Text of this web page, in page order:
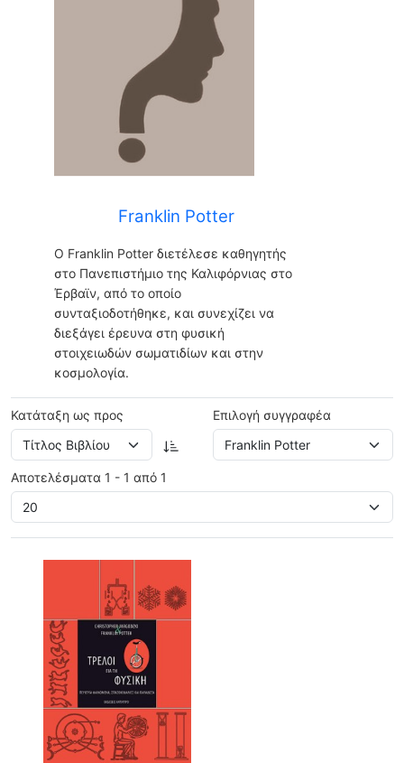
Franklin Potter
Ο Franklin Potter διετέλεσε καθηγητής
στο Πανεπιστήμιο της Καλιφόρνιας στο
Έρβαϊν, από το οποίο
συνταξιοδοτήθηκε, και συνεχίζει να
διεξάγει έρευνα στη φυσική
στοιχειωδών σωματιδίων και στην
κοσμολογία.
Κατάταξη ως προς Επιλογή συγγραφέα
Αποτελέσματα 1 - 1 από 1